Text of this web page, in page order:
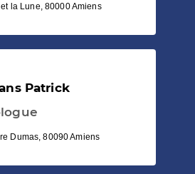
la Lune, 80000 Amiens
Patrick
Dumas, 80090 Amiens